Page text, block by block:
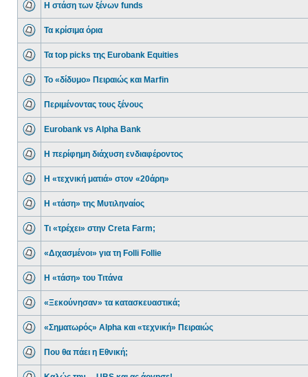
Η στάση των ξένων funds
Τα κρίσιμα όρια
Τα top picks της Eurobank Equities
Το «δίδυμο» Πειραιώς και Marfin
Περιμένοντας τους ξένους
Eurobank vs Alpha Bank
Η περίφημη διάχυση ενδιαφέροντος
Η «τεχνική ματιά» στον «20άρη»
Η «τάση» της Μυτιληναίος
Τι «τρέχει» στην Creta Farm;
«Διχασμένοι» για τη Folli Follie
Η «τάση» του Τιτάνα
«Ξεκούνησαν» τα κατασκευαστικά;
«Σηματωρός» Alpha και «τεχνική» Πειραιώς
Που θα πάει η Εθνική;